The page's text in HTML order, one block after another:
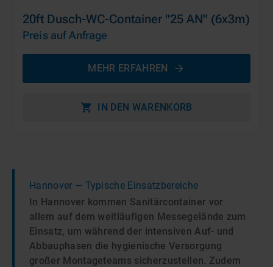
20ft Dusch-WC-Container "25 AN" (6x3m)
Preis auf Anfrage
MEHR ERFAHREN
IN DEN WARENKORB
Hannover — Typische Einsatzbereiche
In Hannover kommen Sanitärcontainer vor
allem auf dem weitläufigen Messegelände zum
Einsatz, um während der intensiven Auf- und
Abbauphasen die hygienische Versorgung
großer Montageteams sicherzustellen. Zudem